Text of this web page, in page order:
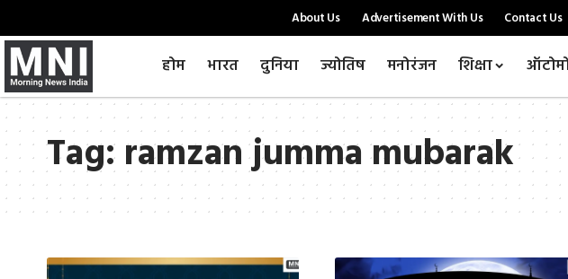
About Us Advertisement With Us Contact Us
होम भारत दुनिया ज्योतिष मनोरंजन शिक्षा
Tag:ramzan jumma mubarak